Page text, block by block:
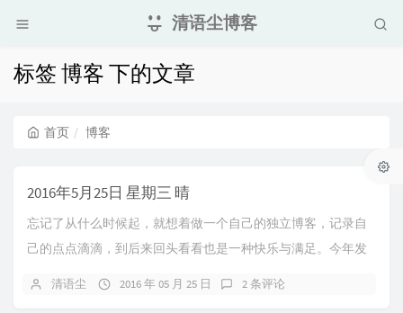
清语尘博客
标签 博客 下的文章
首页 博客
2016年5月25日 星期三 晴
忘记了从什么时候起，就想着做一个自己的独立博客，记录自
己的点点滴滴，到后来回头看看也是一种快乐与满足。今年发
清语尘 2016 年 05 月 25 日 2 条评论